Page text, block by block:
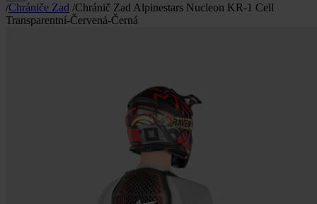
/Chrániče Zad /Chránič Zad Alpinestars Nucleon KR-1 Cell
Transparentní-Červená-Černá